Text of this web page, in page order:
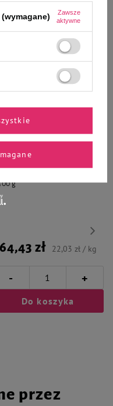
dla
g
zł 22,03 zł / kg
- +
Do koszyka
przez
Zawsze
aktywne